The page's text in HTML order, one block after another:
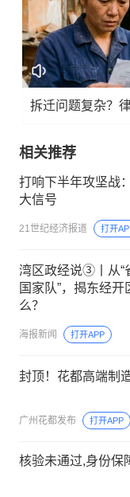
拆迁问题复杂？
相关推荐
打响下半年攻坚战
大信号
21世纪经济报道 打开
湾区政经说③丨从“
国家队”，揭东经
么？
海报新闻 打开APP
封顶！花都高端制
广州花都发布 打开APP
核验未通过,身份保